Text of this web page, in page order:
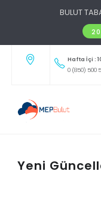
BULUT
Hafta İçi :
0 (850) 500
Yeni